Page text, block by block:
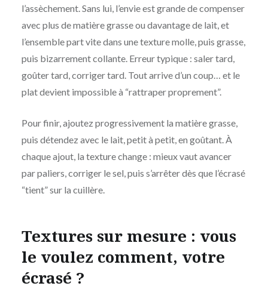
l’assèchement. Sans lui, l’envie est grande de compenser
avec plus de matière grasse ou davantage de lait, et
l’ensemble part vite dans une texture molle, puis grasse,
puis bizarrement collante. Erreur typique : saler tard,
goûter tard, corriger tard. Tout arrive d’un coup… et le
plat devient impossible à “rattraper proprement”.
Pour finir, ajoutez progressivement la matière grasse,
puis détendez avec le lait, petit à petit, en goûtant. À
chaque ajout, la texture change : mieux vaut avancer
par paliers, corriger le sel, puis s’arrêter dès que l’écrasé
“tient” sur la cuillère.
Textures sur mesure : vous
le voulez comment, votre
écrasé ?